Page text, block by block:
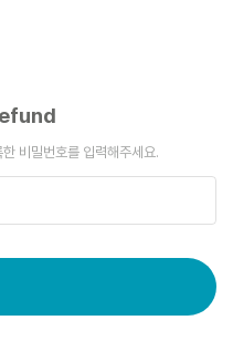
비밀번호를 입력해주세요.